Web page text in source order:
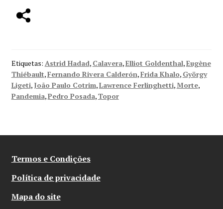
Etiquetas: Astrid Hadad, Calavera,Elliot Goldenthal,Eugène
Thiébault,Fernando Rivera Calderón,Frida Khalo, György
Ligeti, João Paulo Cotrim,Lawrence Ferlinghetti, Morte,
Pandemia,Pedro Posada,Topor
Termos e Condições
Política de privacidade
Mapa do site